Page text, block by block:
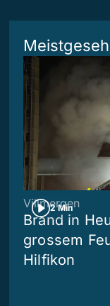
2 Min
Villmergen
Brand in
grossem
Hilfikon